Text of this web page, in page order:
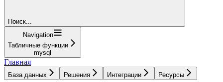
Поиск...
Navigation
Табличные функции
mysql
Главная
База данных Решения Интеграции Ресурсы